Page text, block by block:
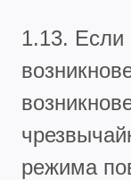
1.13. Если
режима